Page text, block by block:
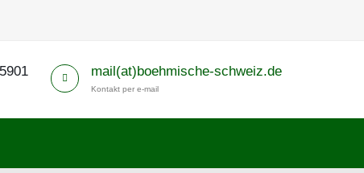
mail(at)boehmische-schweiz.de
Kontakt per e-mail